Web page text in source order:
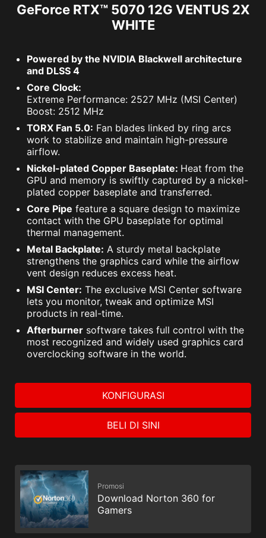
GeForce RTX™ 5070 12G VENTUS 2X
WHITE
Powered by the NVIDIA Blackwell architecture
and DLSS 4
Core Clock:
Extreme Performance: 2527 MHz (MSI Center)
Boost: 2512 MHz
TORX Fan 5.0: Fan blades linked by ring arcs
work to stabilize and maintain high-pressure
airflow.
Nickel-plated Copper Baseplate: Heat from the
GPU and memory is swiftly captured by a nickel-
plated copper baseplate and transferred.
Core Pipe feature a square design to maximize
contact with the GPU baseplate for optimal
thermal management.
Metal Backplate: A sturdy metal backplate
strengthens the graphics card while the airflow
vent design reduces excess heat.
MSI Center: The exclusive MSI Center software
lets you monitor, tweak and optimize MSI
products in real-time.
Afterburner software takes full control with the
most recognized and widely used graphics card
overclocking software in the world.
KONFIGURASI
BELI DI SINI
Promosi
Download Norton 360 for
Gamers